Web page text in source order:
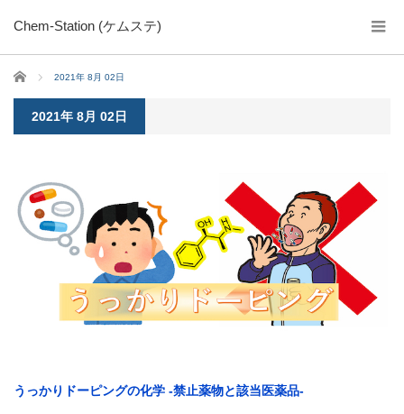
Chem-Station (ケムステ)
ホーム 2021年 8月 02日
2021年 8月 02日
うっかりドーピングの化学 -禁止薬物と該当医薬品-